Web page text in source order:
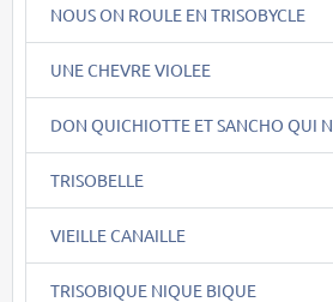
NOUS ON ROULE EN TRISOBYCLE
UNE CHEVRE VIOLEE
DON QUICHIOTTE ET SANCHO QUI N
TRISOBELLE
VIEILLE CANAILLE
TRISOBIQUE NIQUE BIQUE